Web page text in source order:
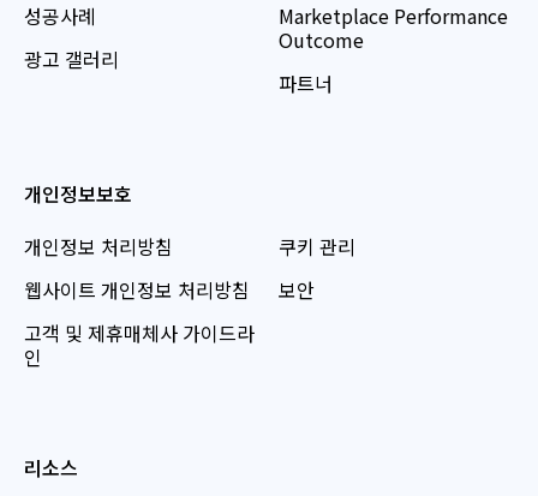
성공사례
광고 갤러리
Marketplace Performance
Outcome
파트너
개인정보보호
개인정보 처리방침
웹사이트 개인정보 처리방침
고객 및 제휴매체사 가이드라
인
쿠키 관리
보안
리소스